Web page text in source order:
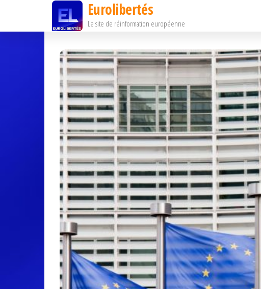
ce
Eurolibertés
Le site de réinformation européenne